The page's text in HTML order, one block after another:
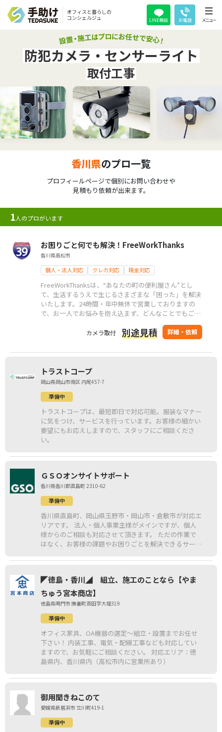
オフィスと暮らしの
コンシェルジュ
LINE相談 お電話 メニュー
防犯カメラ・センサーライト
取付工事
香川県のプロ一覧
プロフィールページで個別にお問い合わせや
見積もり依頼が出来ます。
1人のプロがいます
お困りごと何でも解決！FreeWorkThanks
香川県高松市
個人・法人対応 クレカ対応 現金対応
FreeWorkThanksは、“あなたの町の便利屋さん”とし
て、生活するうえで生じるさまざまな「困った」を解決
いたします。24時間・年中無休で営業しておりますの
で、お一人でお悩みを抱え込まず、どんなことでもご相
談ください。 地元地域に密着しておりますので、香川
県内の一般のお客様だけでなく、香川県内の企業様から
のご依頼も対応可能です。もちろん県外からのお客様、
企業様のご依頼もお任せください。
カメラ取付 別途見積 詳細・依頼
トラストコープ
岡山県岡山市南区 内尾457-7
準備中
トラストコープは、最短即日で対応可能。服装なマナー
に気をつけ、サービスを行っています。お客様の細かい
要望にもお応えしますので、スタッフにご相談くださ
い。
ＧＳＯオンサイトサポート
香川県香川郡直島町 2310-62
準備中
香川県直島町、岡山県玉野市・岡山市・倉敷市が対応エ
リアです。 法人・個人事業主様がメインですが、個人
様からのご相談も対応させて頂きます。 ただの作業で
はなく、お客様の課題やお困りごとを解決できるサービ
◤徳島・香川◢ 組立、施工のことなら【やま
ちゅう宮本商店】
徳島県鳴門市 撫養町斎田字大堤319
準備中
オフィス家具、OA機器の選定～組立・設置までお任せ
下さい！ 内装工事、電気・配線工事なども対応してい
ますので、お気軽にご相談ください。 対応エリア：徳
島県内、香川県内（高松市内に営業所あり）
御用聞きねこのて
愛媛県新居浜市 立川町419-1
準備中